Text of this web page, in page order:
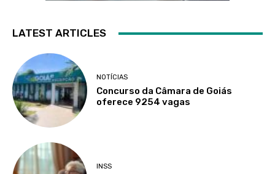
LATEST ARTICLES
NOTÍCIAS
Concurso da Câmara de Goiás
oferece 9254 vagas
INSS